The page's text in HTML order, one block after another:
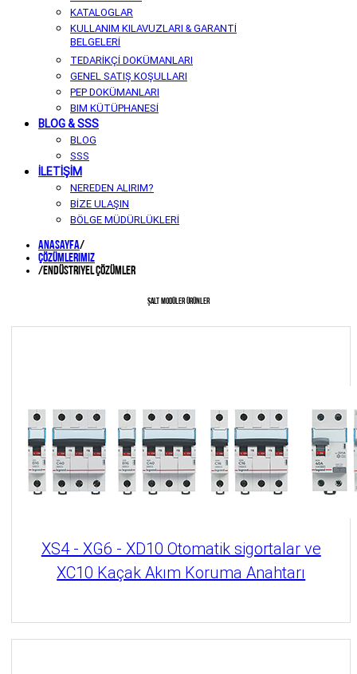
KATALOGLAR
KULLANIM KILAVUZLARI & GARANTİ
BELGELERİ
TEDARİKÇİ DOKÜMANLARI
GENEL SATIŞ KOŞULLARI
PEP DOKÜMANLARI
BIM KÜTÜPHANESİ
BLOG & SSS
BLOG
SSS
İLETİŞİM
NEREDEN ALIRIM?
BİZE ULAŞIN
BÖLGE MÜDÜRLÜKLERİ
Anasayfa/
Çözümlerimiz
/Endüstriyel Çözümler
ŞALT MODÜLER ÜRÜNLER
XS4 - XG6 - XD10 Otomatik sigortalar ve
XC10 Kaçak Akım Koruma Anahtarı